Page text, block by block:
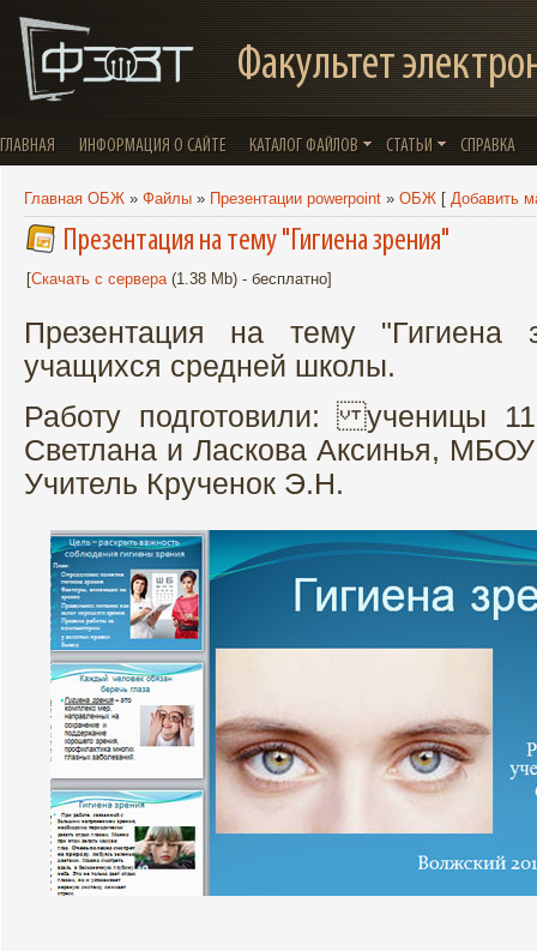
Факультет
ГЛАВНАЯ ИНФОРМАЦИЯ О САЙТЕ КАТАЛОГ ФАЙЛОВ СТАТЬИ СПРАВКА
Главная ОБЖ » Файлы » Презентации powerpoint » ОБЖ [ Добавить
Презентация на тему "Гигиена зрения"
[Скачать с сервера(1.38 Mb) - бесплатно]
Презентация на тему
учащихся средней школы.
Работу подготовили: ученицы
Светлана и Ласкова Аксинья,
Учитель Крученок Э.Н.